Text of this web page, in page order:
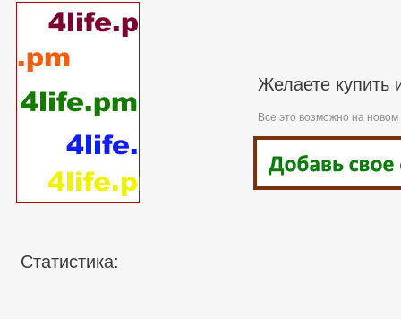
Статистика:
Желаете купить
Все это возможно на